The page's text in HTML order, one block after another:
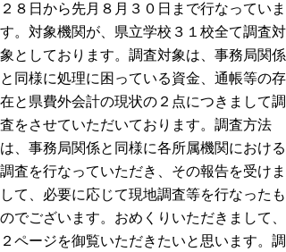
２８日から先月８月３０日まで行なっていま
す。対象機関が、県立学校３１校全て調査対
象としております。調査対象は、事務局関係
と同様に処理に困っている資金、通帳等の存
在と県費外会計の現状の２点につきまして調
査をさせていただいております。調査方法
は、事務局関係と同様に各所属機関における
調査を行なっていただき、その報告を受けま
して、必要に応じて現地調査等を行なったも
のでございます。おめくりいただきまして、
２ページを御覧いただきたいと思います。調